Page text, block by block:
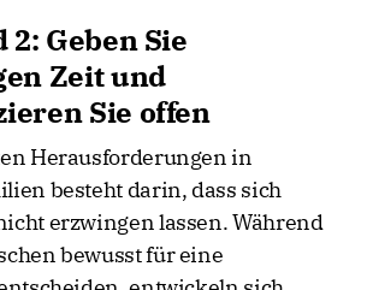
Geben Sie
Zeit und
Sie offen
Herausforderungen in
besteht darin, dass sich
erzwingen lassen. Während
bewusst für eine